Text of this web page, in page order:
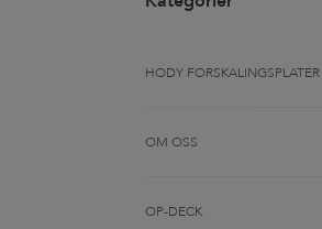
HODY FORSKALINGSPLATER
OM OSS
OP-DECK